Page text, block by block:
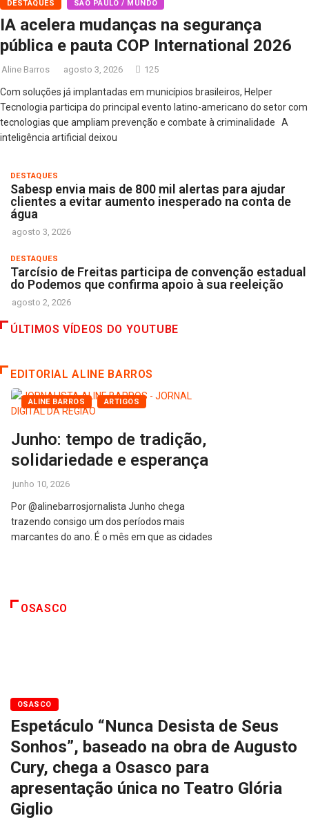
DESTAQUES SÃO PAULO / MUNDO
IA acelera mudanças na segurança
pública e pauta COP International 2026
Aline Barros agosto 3, 2026 125
Com soluções já implantadas em municípios brasileiros, Helper
Tecnologia participa do principal evento latino-americano do setor com
tecnologias que ampliam prevenção e combate à criminalidade A
inteligência artificial deixou
DESTAQUES
Sabesp envia mais de 800 mil alertas para ajudar
clientes a evitar aumento inesperado na conta de
água
agosto 3, 2026
DESTAQUES
Tarcísio de Freitas participa de convenção estadual
do Podemos que confirma apoio à sua reeleição
agosto 2, 2026
ÚLTIMOS VÍDEOS DO YOUTUBE
EDITORIAL ALINE BARROS
ALINE BARROS ARTIGOS
Junho: tempo de tradição,
solidariedade e esperança
junho 10, 2026
Por @alinebarrosjornalista Junho chega
trazendo consigo um dos períodos mais
marcantes do ano. É o mês em que as cidades
OSASCO
OSASCO
Espetáculo “Nunca Desista de Seus
Sonhos”, baseado na obra de Augusto
Cury, chega a Osasco para
apresentação única no Teatro Glória
Giglio